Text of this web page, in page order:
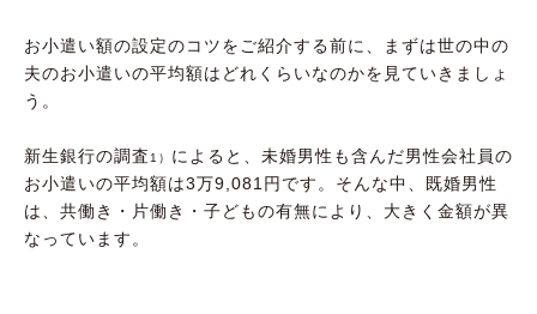
にする
【ステップ3】夫と妻のお小遣いの割合を決め
る
ボーナスはお小遣いにまわしても大丈夫？
お小遣い額の設定のコツをご紹介する前に、まずは世の中の
夫のお小遣いの平均額はどれくらいなのかを見ていきましょ
う。
新生銀行の調査 1） によると、未婚男性も含んだ男性会社員の
お小遣いの平均額は3万9,081円です。そんな中、既婚男性
は、共働き・片働き・子どもの有無により、大きく金額が異
なっています。